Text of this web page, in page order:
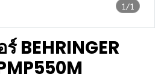
1/1
BEHRINGER